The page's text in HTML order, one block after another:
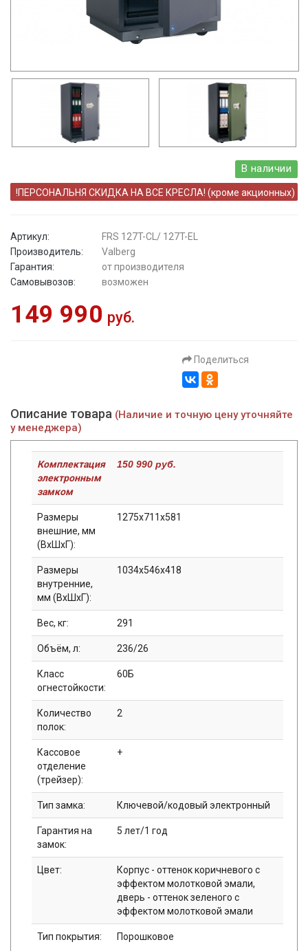
В наличии
!ПЕРСОНАЛЬНЯ СКИДКА НА ВСЕ КРЕСЛА! (кроме акционных)
Артикул:
FRS 127T-CL/ 127T-EL
Производитель:
Valberg
Гарантия:
от производителя
Самовывозов:
возможен
149 990 руб.
Поделиться
Описание товара (Наличие и точную цену уточняйте
у менеджера)
Комплектация
электронным
замком
150 990 руб.
Размеры
внешние, мм
(ВхШхГ):
1275x711x581
Размеры
внутренние,
мм (ВхШхГ):
1034x546x418
Вес, кг: 291
Объём, л: 236/26
Класс
огнестойкости:
60Б
Количество
полок:
2
Кассовое
отделение
(трейзер):
+
Тип замка: Ключевой/кодовый электронный
Гарантия на
замок:
5 лет/1 год
Цвет:
Корпус - оттенок коричневого с
эффектом молотковой эмали,
дверь - оттенок зеленого с
эффектом молотковой эмали
Тип покрытия: Порошковое